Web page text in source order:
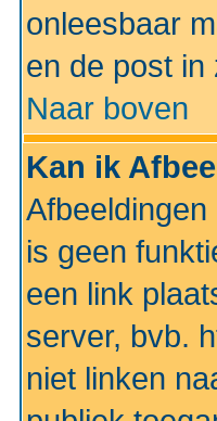
onleesbaar
en de post in
Naar boven
Kan ik
is geen
een link
server, bvb.
niet linken